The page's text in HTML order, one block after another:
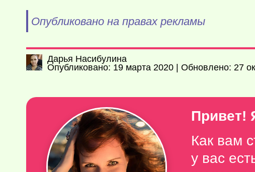
Опубликовано на правах рекламы
Дарья Насибулина
Опубликовано: 19 марта 2020 | Обновлено: 27
Привет!
Как вам
у вас